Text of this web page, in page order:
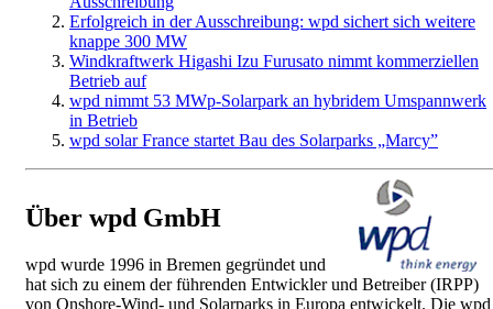
Erfolgreich in der Ausschreibung: wpd sichert sich weitere
knappe 300 MW
Windkraftwerk Higashi Izu Furusato nimmt kommerziellen
Betrieb auf
wpd nimmt 53 MWp-Solarpark an hybridem Umspannwerk
in Betrieb
wpd solar France startet Bau des Solarparks „Marcy”
Über wpd GmbH
wpd wurde 1996 in Bremen gegründet und
hat sich zu einem der führenden Entwickler und Betreiber (IRPP)
von Onshore-Wind- und Solarparks in Europa entwickelt. Die wpd